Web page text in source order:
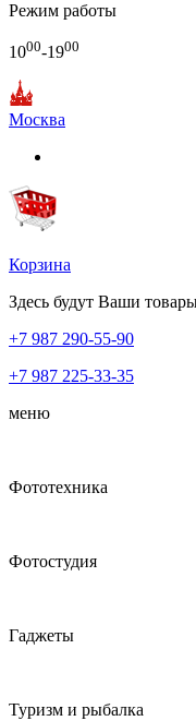
Режим работы
1000-1900
Москва
Корзина
Здесь будут Ваши
+7 987 290-55-90
+7 987 225-33-35
меню
Фототехника
Фотостудия
Гаджеты
Туризм и рыбалка